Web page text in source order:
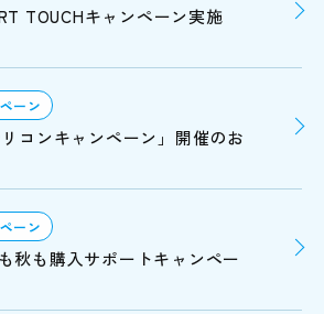
TOUCHキャンペーン実施
ーン
コンキャンペーン」開催のお
ーン
秋も購入サポートキャンペー